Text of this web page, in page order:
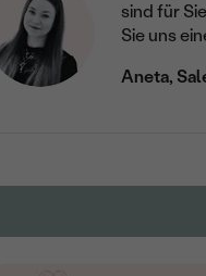
sind für
Sie uns
Aneta,